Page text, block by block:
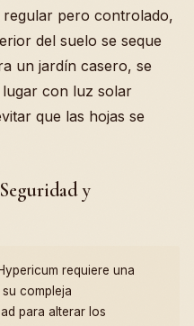
pero controlado,
del suelo se seque
un jardín casero, se
con luz solar
que las hojas se
y
requiere una
compleja
para alterar los